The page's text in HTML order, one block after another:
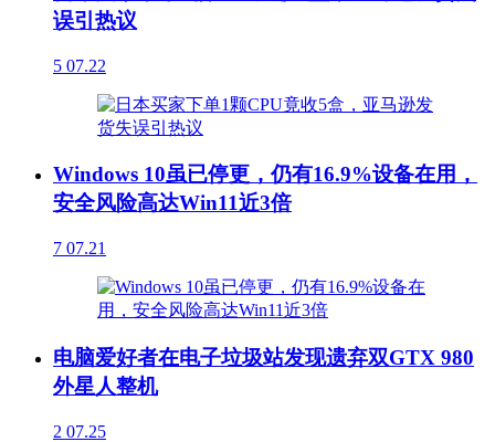
误引热议
5 07.22
Windows 10虽已停更，仍有16.9%设备在用，
安全风险高达Win11近3倍
7 07.21
电脑爱好者在电子垃圾站发现遗弃双GTX 980
外星人整机
2 07.25